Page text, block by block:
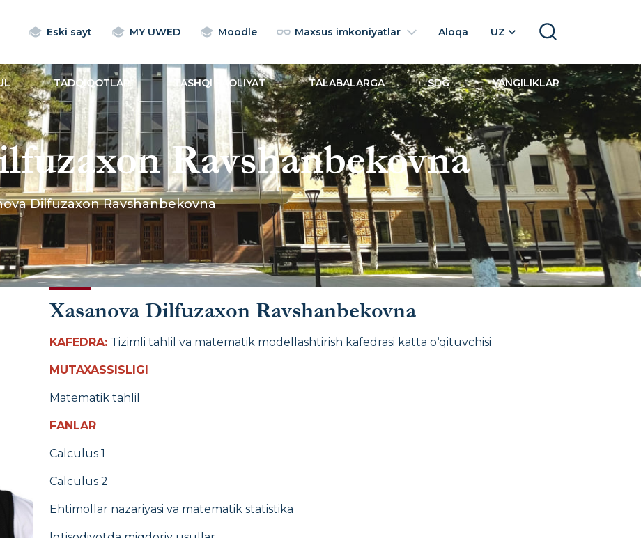
Eski sayt MY UWED Moodle Maxsus imkoniyatlar Aloqa UZ SEARCH
TADQIQOTLAR TASHQI FAOLIYAT TALABALARGA SDG YANGILIKLAR
Ravshanbekovna
Dilfuzaxon Ravshanbekovna
Xasanova Dilfuzaxon Ravshanbekovna
KAFEDRA: Tizimli tahlil va matematik modellashtirish kafedrasi katta o‘qituvchisi
MUTAXASSISLIGI
Matematik tahlil
FANLAR
Calculus 1
Calculus 2
Ehtimollar nazariyasi va matematik statistika